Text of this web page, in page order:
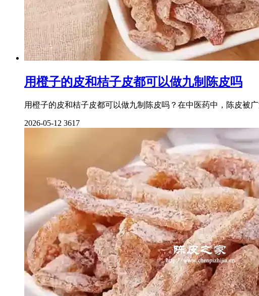
用橙子的皮和桔子皮都可以做九制陈皮吗
用橙子的皮和桔子皮都可以做九制陈皮吗？在中医药中，陈皮被
2026-05-12 3617